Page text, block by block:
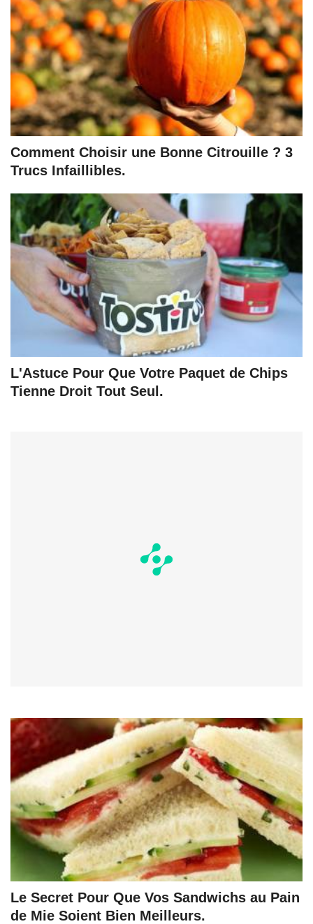
Comment Choisir une Bonne Citrouille ? 3
Trucs Infaillibles.
L'Astuce Pour Que Votre Paquet de Chips
Tienne Droit Tout Seul.
Le Secret Pour Que Vos Sandwichs au Pain
de Mie Soient Bien Meilleurs.